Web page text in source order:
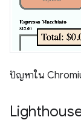
ปัญหาใน